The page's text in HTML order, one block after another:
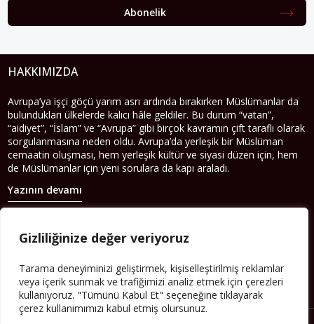
Gizliliğinize değer veriyoruz
Tarama deneyiminizi geliştirmek, kişiselleştirilmiş reklamlar
veya içerik sunmak ve trafiğimizi analiz etmek için çerezleri
kullanıyoruz. "Tümünü Kabul Et" seçeneğine tıklayarak
çerez kullanımımızı kabul etmiş olursunuz.
Abonelik
HAKKIMIZDA
Avrupa’ya işçi göçü yarım asrı ardında bırakırken Müslümanlar da
bulundukları ülkelerde kalıcı hâle geldiler. Bu durum “vatan”,
“aidiyet”, “İslam” ve “Avrupa” gibi birçok kavramın çift taraflı olarak
sorgulanmasına neden oldu. Avrupa’da yerleşik bir Müslüman
cemaatin oluşması, hem yerleşik kültür ve siyasi düzen için, hem
de Müslümanlar için yeni sorulara da kapı araladı.
Yazının devamı